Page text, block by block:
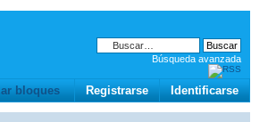
Búsqueda avanzada
Identificarse
Registrarse